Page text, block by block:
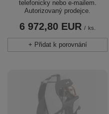
telefonicky nebo e-mailem.
Autorizovaný prodejce.
6 972,80 EUR / ks.
+ Přidat k porovnání